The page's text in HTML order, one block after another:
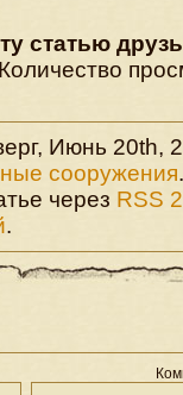
статью
Количество
Июнь 20th,
сооружения
через RSS
.